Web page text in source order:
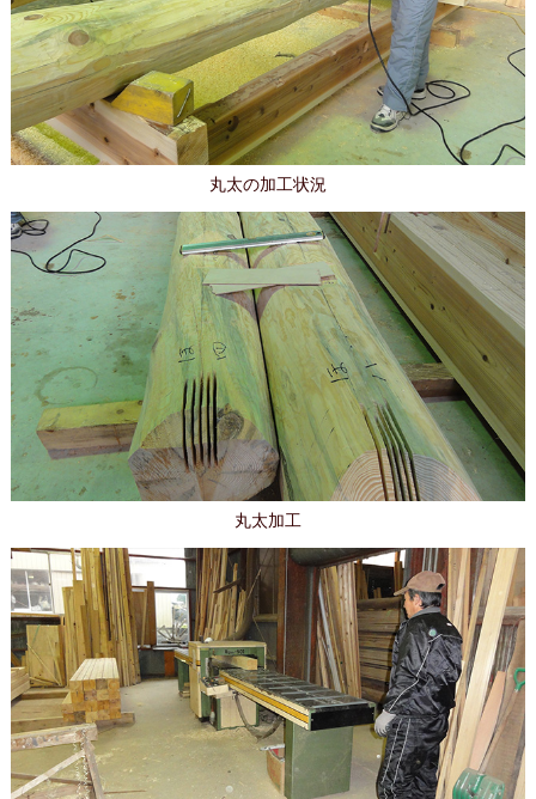
丸太の加工状況
丸太加工